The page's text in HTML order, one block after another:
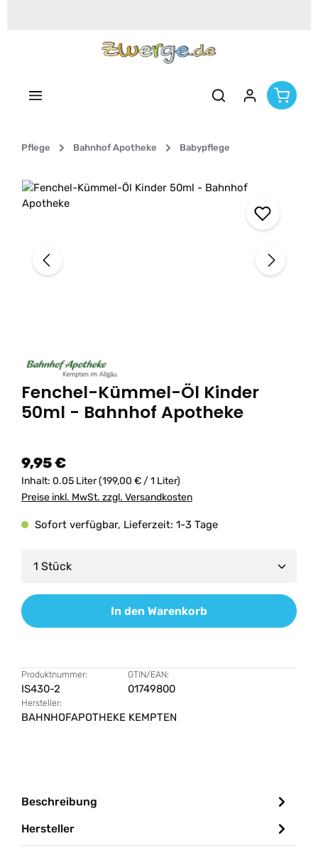
Pflege Bahnhof Apotheke Babypflege
Bildergalerie überspringen
Fenchel-Kümmel-Öl Kinder
50ml - Bahnhof Apotheke
9,95 €
Inhalt: 0.05 Liter(199,00 € / 1 Liter)
Preise inkl. MwSt. zzgl. Versandkosten
Sofort verfügbar, Lieferzeit: 1-3 Tage
Produkt Anzahl: Gib den gewünschten Wert
In den Warenkorb
Produktnummer:
IS430-2
GTIN/EAN:
01749800
Hersteller:
BAHNHOFAPOTHEKE KEMPTEN
Beschreibung
Hersteller